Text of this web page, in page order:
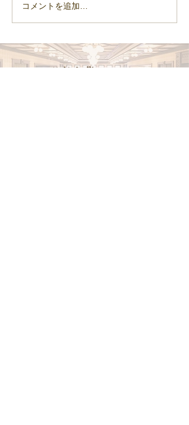
【総合職】2027年度新卒
め切りました。
コメントを追加…